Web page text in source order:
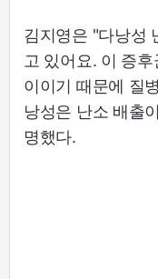
김지영은 "다낭성
고 있어요. 이 증
이이기 때문에 질
낭성은 난소 배출
명했다.